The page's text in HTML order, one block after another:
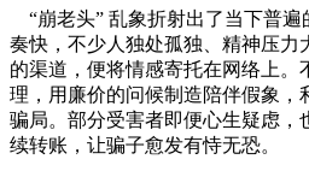
“崩老头” 乱象折射出了当下普遍
奏快，不少人独处孤独、精神压力
的渠道，便将情感寄托在网络上。
理，用廉价的问候制造陪伴假象，
骗局。部分受害者即便心生疑虑，
续转账，让骗子愈发有恃无恐。